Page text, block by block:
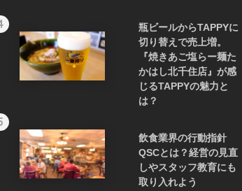
瓶ビールからTAPPYに
切り替えで売上増。
『焼きあご塩らー麺た
かはし北千住店』が感
じるTAPPYの魅力と
は？
飲食業界の行動指針
QSCとは？経営の見直
しやスタッフ教育にも
取り入れよう